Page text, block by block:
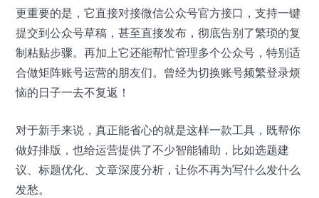
更重要的是，它直接对接微信公众号官方接口，支持一键
提交到公众号草稿，甚至直接发布，彻底告别了繁琐的复
制粘贴步骤。再加上它还能帮忙管理多个公众号，特别适
合做矩阵账号运营的朋友们。曾经为切换账号频繁登录烦
恼的日子一去不复返！
对于新手来说，真正能省心的就是这样一款工具，既帮你
做好排版，也给运营提供了不少智能辅助，比如选题建
议、标题优化、文章深度分析，让你不再为写什么发什么
发愁。